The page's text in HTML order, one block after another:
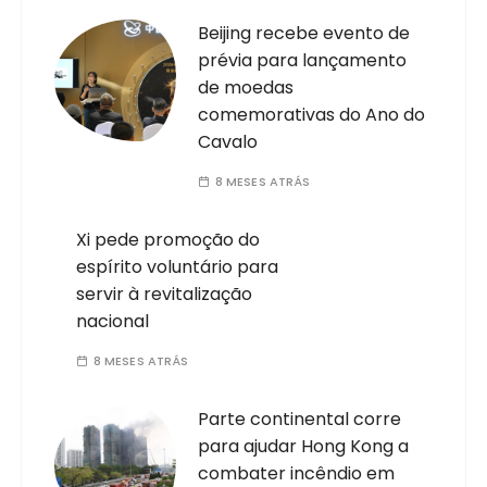
Beijing recebe evento de
prévia para lançamento
de moedas
comemorativas do Ano do
Cavalo
8 MESES ATRÁS
Xi pede promoção do
espírito voluntário para
servir à revitalização
nacional
8 MESES ATRÁS
Parte continental corre
para ajudar Hong Kong a
combater incêndio em